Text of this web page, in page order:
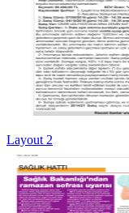
Layout 2